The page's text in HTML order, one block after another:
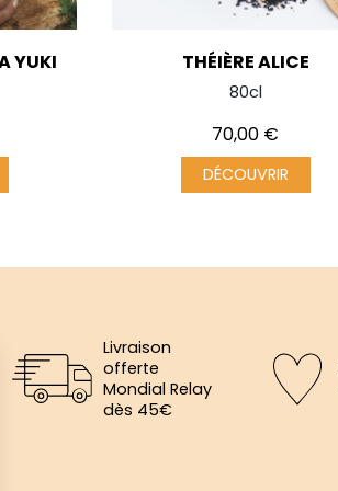
YUKI THÉIÈRE ALICE
80cl
Prix
70,00 €
DÉCOUVRIR
Livraison
offerte
Mondial Relay
dès 45€